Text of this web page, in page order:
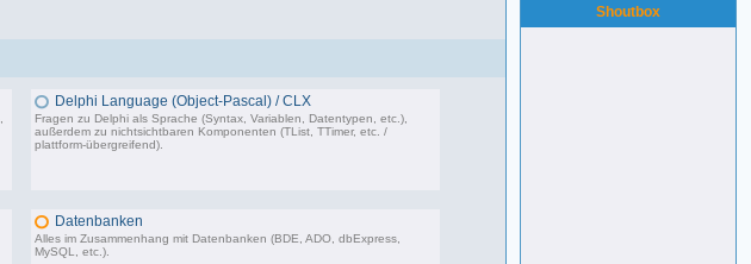
Delphi Language (Object-Pascal) / CLX
Fragen zu Delphi als Sprache (Syntax, Variablen, Datentypen, etc.),
außerdem zu nichtsichtbaren Komponenten (TList, TTimer, etc. /
plattform-übergreifend).
Datenbanken
Alles im Zusammenhang mit Datenbanken (BDE, ADO, dbExpress,
MySQL, etc.).
Shoutbox